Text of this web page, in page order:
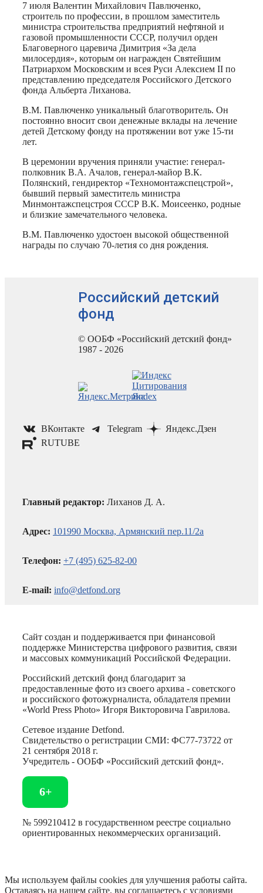
7 июля Валентин Михайлович Павлюченко,
строитель по профессии, в прошлом заместитель
министра строительства предприятий нефтяной и
газовой промышленности СССР, получил орден
Благоверного царевича Димитрия «За дела
милосердия», которым он награжден Святейшим
Патриархом Московским и всея Руси Алексием II по
представлению председателя Российского Детского
фонда Альберта Лиханова.
В.М. Павлюченко уникальный благотворитель. Он
постоянно вносит свои денежные вклады на лечение
детей Детскому фонду на протяжении вот уже 15-ти
лет.
В церемонии вручения приняли участие: генерал-
полковник В.А. Ачалов, генерал-майор В.К.
Полянский, гендиректор «Техномонтажспецстрой»,
бывший первый заместитель министра
Минмонтажспецстроя СССР В.К. Моисеенко, родные
и близкие замечательного человека.
В.М. Павлюченко удостоен высокой общественной
награды по случаю 70-летия со дня рождения.
Российский детский
фонд
© ООБФ «Российский детский фонд»
1987 - 2026
ВКонтакте Telegram
Яндекс.Дзен
RUTUBE
Главный редактор: Лиханов Д. А.
Адрес: 101990 Москва, Армянский пер.11/2а
Телефон: +7 (495) 625-82-00
E-mail: info@detfond.org
Сайт создан и поддерживается при финансовой
поддержке Министерства цифрового развития, связи
и массовых коммуникаций Российской Федерации.
Российский детский фонд благодарит за
предоставленные фото из своего архива - советского
и российского фотожурналиста, обладателя премии
«World Press Photo» Игоря Викторовича Гаврилова.
Сетевое издание Detfond.
Свидетельство о регистрации СМИ: ФС77-73722 от
21 сентября 2018 г.
Учредитель - ООБФ «Российский детский фонд».
6+
№ 599210412 в государственном реестре социально
ориентированных некоммерческих организаций.
Мы используем файлы cookies для улучшения работы сайта.
Оставаясь на нашем сайте, вы соглашаетесь с условиями